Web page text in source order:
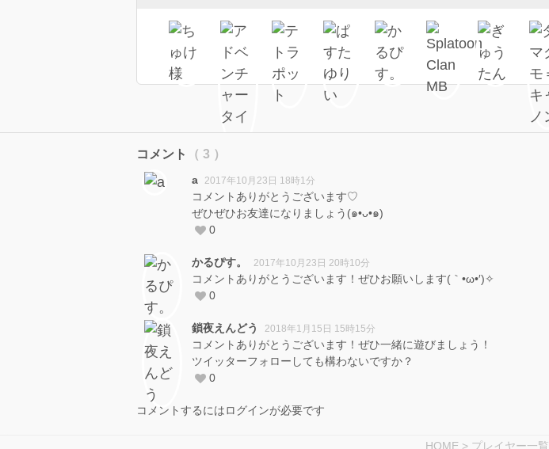
コメント （ 3 ）
a 2017年10月23日 18時1分
コメントありがとうございます♡
ぜひぜひお友達になりましょう(๑•ᴗ•๑)
0
かるぴす。 2017年10月23日 20時10分
コメントありがとうございます！ぜひお願いします(｀•ω•′)✧︎
0
鎖夜えんどう 2018年1月15日 15時15分
コメントありがとうございます！ぜひ一緒に遊びましょう！
ツイッターフォローしても構わないですか？
0
コメントするにはログインが必要です
HOME > プレイヤー一覧